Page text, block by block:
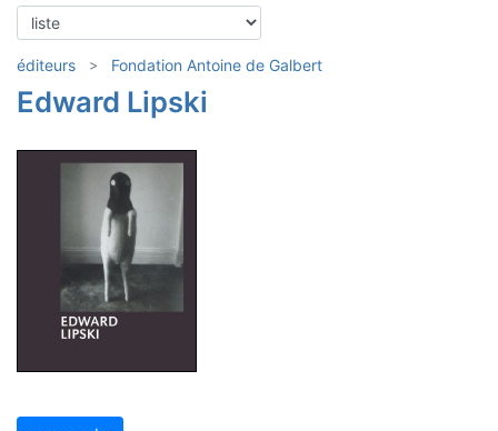
éditeurs Fondation Antoine de Galbert
Edward Lipski